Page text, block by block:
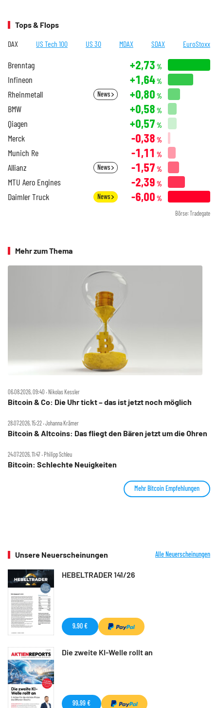
Tops & Flops
DAX US Tech 100 US 30 MDAX SDAX EuroStoxx
Brenntag +2,73 %
Infineon +1,64%
Rheinmetall News +0,80 %
BMW +0,58 %
Qiagen +0,57 %
Merck -0,38 %
Munich Re -1,11 %
Allianz News -1,57 %
MTU Aero Engines -2,39 %
Daimler Truck News -6,00 %
Börse: Tradegate
Mehr zum Thema
06.08.2026, 09:40 ‧ Nikolas Kessler
Bitcoin & Co: Die Uhr tickt – das ist jetzt noch möglich
28.07.2026, 15:22 ‧ Johanna Krämer
Bitcoin & Altcoins: Das fliegt den Bären jetzt um die Ohren
24.07.2026, 11:47 ‧ Philipp Schleu
Bitcoin: Schlechte Neuigkeiten
Mehr Bitcoin Empfehlungen
Unsere Neuerscheinungen Alle Neuerscheinungen
HEBELTRADER 141/26
9,90 €
Die zweite KI-Welle rollt an
99,99 €